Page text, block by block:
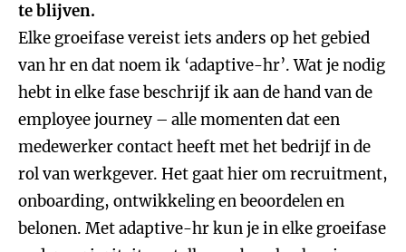
te blijven.
Elke groeifase vereist iets anders op het gebied
van hr en dat noem ik ‘adaptive-hr’. Wat je nodig
hebt in elke fase beschrijf ik aan de hand van de
employee journey – alle momenten dat een
medewerker contact heeft met het bedrijf in de
rol van werkgever. Het gaat hier om recruitment,
onboarding, ontwikkeling en beoordelen en
belonen. Met adaptive-hr kun je in elke groeifase